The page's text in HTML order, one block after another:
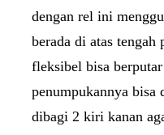
dengan rel ini
berada di atas
fleksibel bisa
penumpukannya bisa
dibagi 2 kiri kanan